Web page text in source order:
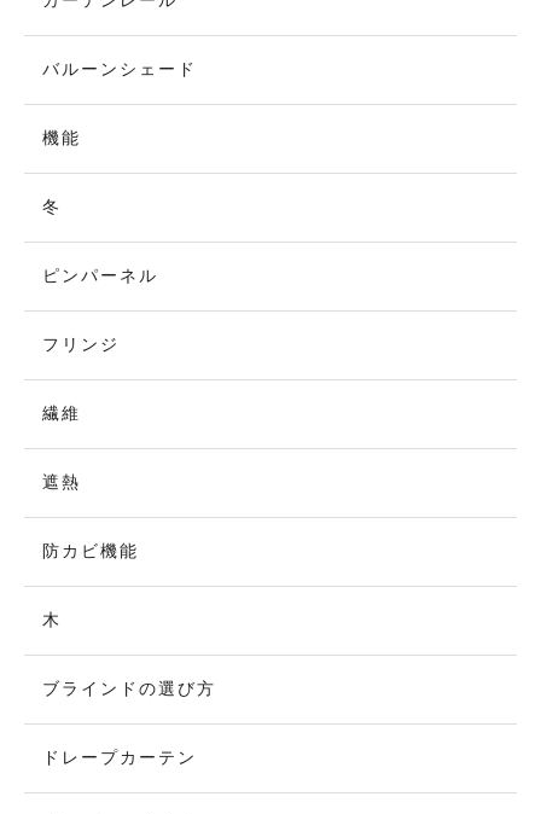
バルーンシェード
機能
冬
ピンパーネル
フリンジ
繊維
遮熱
防カビ機能
木
ブラインドの選び方
ドレープカーテン